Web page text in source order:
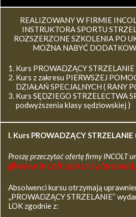
REALIZOWANY W FIRMIE
INSTRUKTORA SPORTU
ROZSZERZONE SZKOLENIA PO
MOŻNA NABYĆ
Kurs PROWADZĄCY
Kurs z zakresu PIERWSZEJ
DZIAŁAŃ SPECJALNYCH ( RANY
Kurs SĘDZIEGO STRZELECTWA
podwyższenia klasy sędziowskiej )
I. Kurs PROWADZĄCY
Proszę przeczytać ofertę firmy INCOLT
www.incolt.pl/kursy/
Absolwenci kursu otrzymają
,,PROWADZĄCY STRZELANIE’’
LOK zgodnie z: